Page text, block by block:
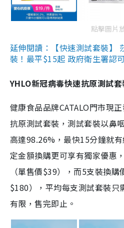
點擊圖片
延伸閱讀：【快速測試套裝】
裝！最平$15起 政府衛生署認
YHLO新冠病毒快速抗原測試套
健康食品品牌CATALO門市現
抗原測試套裝，測試套裝以鼻
高達98.26%，最快15分鐘就
定金額換購更可享有獨家優惠
（單售價$39），而5支裝換
$180），平均每支測試套裝只
有限，售完即止。